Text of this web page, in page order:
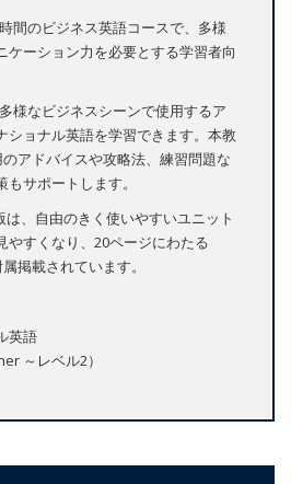
間のビジネス英語コースで、多様
ケーション力を必要とする学習者向
様なビジネスシーンで使用するア
ショナル英語を学習できます。本教
アドバイスや攻略法、練習問題な
サポートします。
、自由のきく使いやすいユニット
やすくなり、20ページにわたる
掲載されています。
英語
～レベル2）